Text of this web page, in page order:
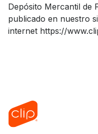
Depósito Mercantil de
publicado en nuestro
internet https://